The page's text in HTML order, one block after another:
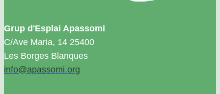
Grup d'Esplai Apassomi
C/Ave Maria, 14 25400
Les Borges Blanques
info@apassomi.org